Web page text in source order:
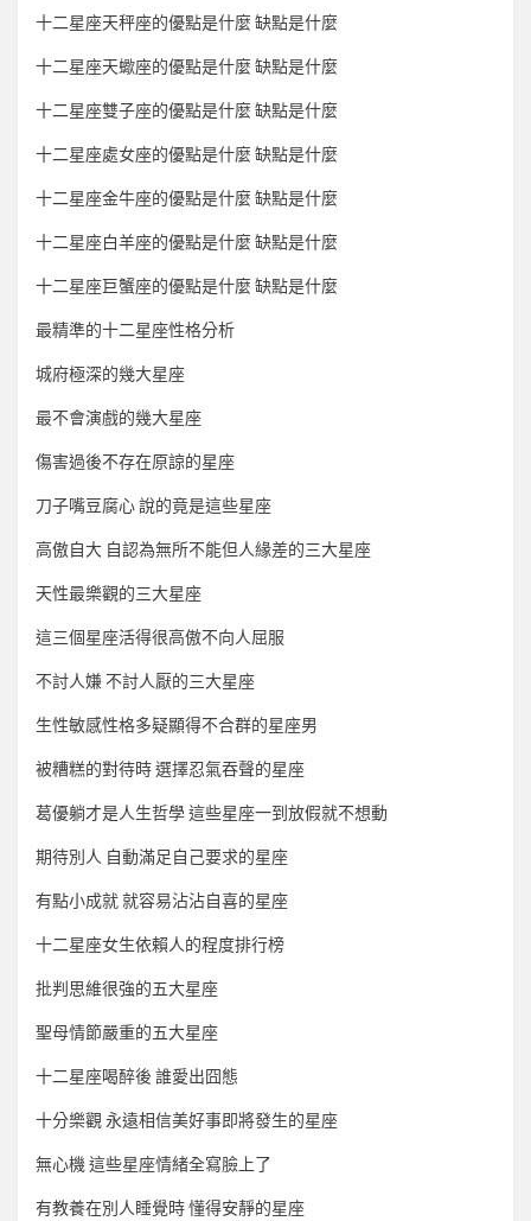
十二星座天秤座的優點是什麼 缺點是什麼
十二星座天蠍座的優點是什麼 缺點是什麼
十二星座雙子座的優點是什麼 缺點是什麼
十二星座處女座的優點是什麼 缺點是什麼
十二星座金牛座的優點是什麼 缺點是什麼
十二星座白羊座的優點是什麼 缺點是什麼
十二星座巨蟹座的優點是什麼 缺點是什麼
最精準的十二星座性格分析
城府極深的幾大星座
最不會演戲的幾大星座
傷害過後不存在原諒的星座
刀子嘴豆腐心 說的竟是這些星座
高傲自大 自認為無所不能但人緣差的三大星座
天性最樂觀的三大星座
這三個星座活得很高傲不向人屈服
不討人嫌 不討人厭的三大星座
生性敏感性格多疑顯得不合群的星座男
被糟糕的對待時 選擇忍氣吞聲的星座
葛優躺才是人生哲學 這些星座一到放假就不想動
期待別人 自動滿足自己要求的星座
有點小成就 就容易沾沾自喜的星座
十二星座女生依賴人的程度排行榜
批判思維很強的五大星座
聖母情節嚴重的五大星座
十二星座喝醉後 誰愛出囧態
十分樂觀 永遠相信美好事即將發生的星座
無心機 這些星座情緒全寫臉上了
有教養在別人睡覺時 懂得安靜的星座